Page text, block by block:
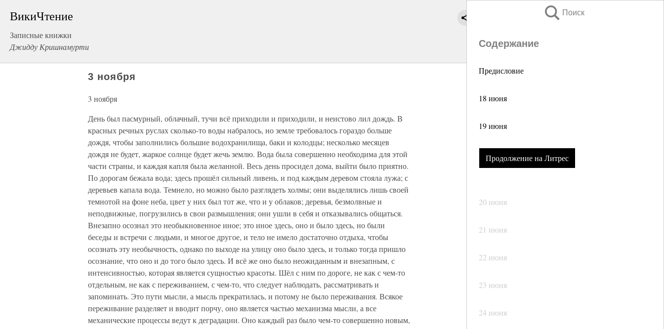
ВикиЧтение
Записные книжки
Джидду Кришнамурти
Поиск
Содержание
Предисловие
18 июня
19 июня
Продолжение на Литрес
20 июня
21 июня
22 июня
23 июня
24 июня
3 ноября
3 ноября
День был пасмурный, облачный, тучи всё приходили и приходили, и неистово лил дождь. В
красных речных руслах сколько-то воды набралось, но земле требовалось гораздо больше
дождя, чтобы заполнились большие водохранилища, баки и колодцы; несколько месяцев
дождя не будет, жаркое солнце будет жечь землю. Вода была совершенно необходима для этой
части страны, и каждая капля была желанной. Весь день просидел дома, выйти было приятно.
По дорогам бежала вода; здесь прошёл сильный ливень, и под каждым деревом стояла лужа; с
деревьев капала вода. Темнело, но можно было разглядеть холмы; они выделялись лишь своей
темнотой на фоне неба, цвет у них был тот же, что и у облаков; деревья, безмолвные и
неподвижные, погрузились в свои размышления; они ушли в себя и отказывались общаться.
Внезапно осознал это необыкновенное иное; это иное здесь, оно и было здесь, но были
беседы и встречи с людьми, и многое другое, и тело не имело достаточно отдыха, чтобы
осознать эту необычность, однако по выходе на улицу оно было здесь, и только тогда пришло
осознание, что оно и до того было здесь. И всё же оно было неожиданным и внезапным, с
интенсивностью, которая является сущностью красоты. Шёл с ним по дороге, не как с чем-то
отдельным, не как с переживанием, с чем-то, что следует наблюдать, рассматривать и
запоминать. Это пути мысли, а мысль прекратилась, и потому не было переживания. Всякое
переживание разделяет и вводит порчу, оно является частью механизма мысли, а все
механические процессы ведут к деградации. Оно каждый раз было чем-то совершенно новым,